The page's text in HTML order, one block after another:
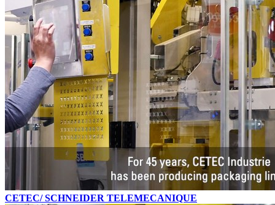
CETEC/ SCHNEIDER TELEMECANIQUE